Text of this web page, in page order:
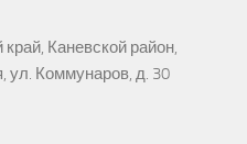
Каневской район,
ул. Коммунаров, д. 30